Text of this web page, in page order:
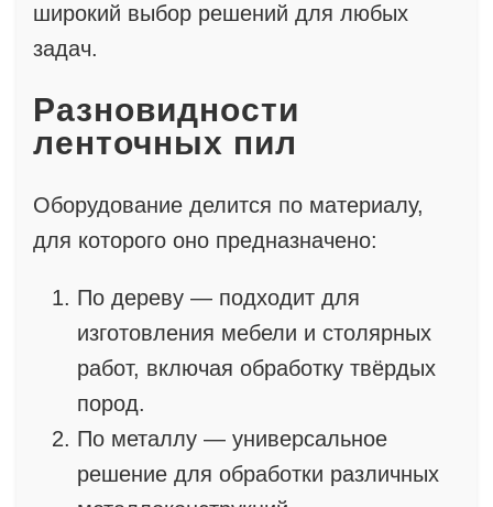
широкий выбор решений для любых
задач.
Разновидности
ленточных пил
Оборудование делится по материалу,
для которого оно предназначено:
По дереву — подходит для
изготовления мебели и столярных
работ, включая обработку твёрдых
пород.
По металлу — универсальное
решение для обработки различных